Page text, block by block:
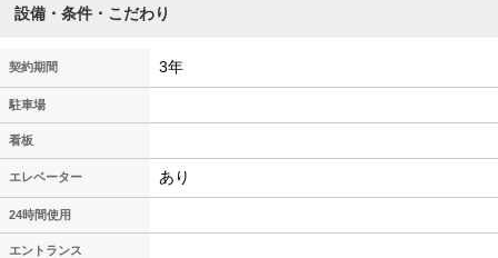
設備・条件・こだわり
契約期間 3年
駐車場
看板
エレベーター あり
24時間使用
エントランス